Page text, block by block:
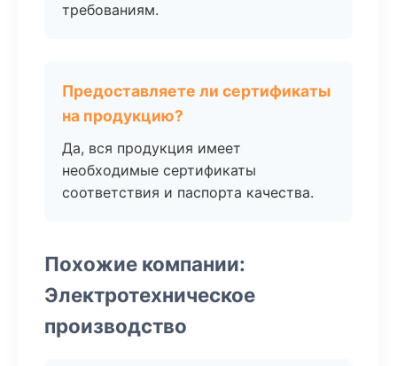
требованиям.
Предоставляете ли сертификаты
на продукцию?
Да, вся продукция имеет
необходимые сертификаты
соответствия и паспорта качества.
Похожие компании:
Электротехническое
производство